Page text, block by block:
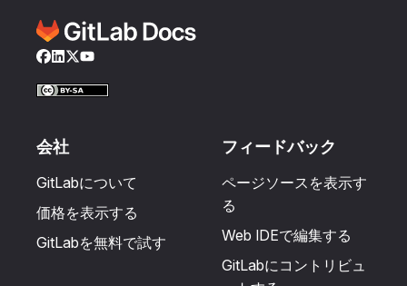
Facebook
LinkedIn
Twitter
YouTube
会社
GitLabについて
価格を表示する
GitLabを無料で試す
フィードバック
ページソースを表示す
る
Web IDEで編集する
GitLabにコントリビュ